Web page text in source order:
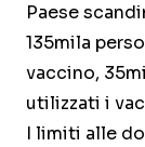
Paese
135mila
vaccino,
utilizzati i
I limiti alle